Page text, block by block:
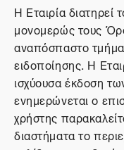
Η Εταιρία διατηρεί
μονομερώς τους
αναπόσπαστο
ειδοποίησης. Η
ισχύουσα έκδοση
ενημερώνεται ο
χρήστης
διαστήματα το